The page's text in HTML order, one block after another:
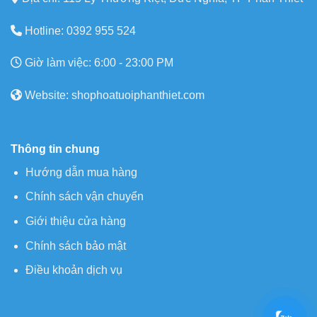
Hotline: 0392 955 524
Giờ làm việc: 6:00 - 23:00 PM
Website: shophoatuoiphanthiet.com
Thông tin chung
Hướng dẫn mua hàng
Chính sách vận chuyển
Giới thiệu cửa hàng
Chính sách bảo mật
Điều khoản dịch vụ